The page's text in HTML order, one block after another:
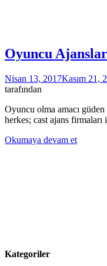
Oyuncu
Nisan 13, 2017Kasım 21,
tarafından
Oyuncu olma amacı
herkes; cast ajans firmaları
Okumaya devam et
Kategoriler